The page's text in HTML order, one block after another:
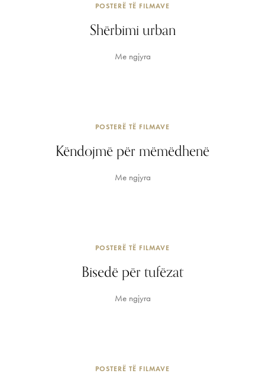
POSTERË TË FILMAVE
Shërbimi urban
Me ngjyra
POSTERË TË FILMAVE
Këndojmë për mëmëdhenë
Me ngjyra
POSTERË TË FILMAVE
Bisedë për tufëzat
Me ngjyra
POSTERË TË FILMAVE